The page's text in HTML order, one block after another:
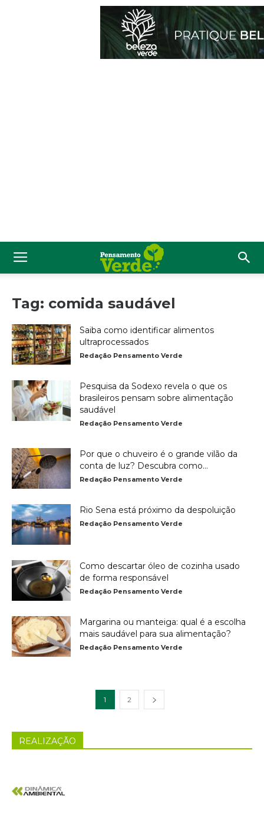
Tag: comida saudável
Saiba como identificar alimentos
ultraprocessados
Redação Pensamento Verde
Pesquisa da Sodexo revela o que os
brasileiros pensam sobre alimentação
saudável
Redação Pensamento Verde
Por que o chuveiro é o grande vilão da
conta de luz? Descubra como...
Redação Pensamento Verde
Rio Sena está próximo da despoluição
Redação Pensamento Verde
Como descartar óleo de cozinha usado
de forma responsável
Redação Pensamento Verde
Margarina ou manteiga: qual é a escolha
mais saudável para sua alimentação?
Redação Pensamento Verde
1 2
REALIZAÇÃO